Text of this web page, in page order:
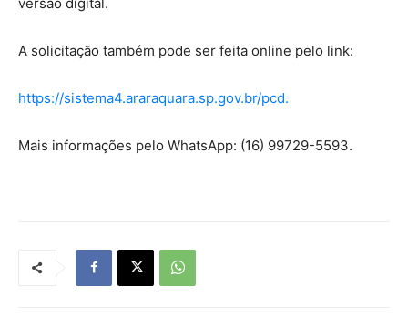
A solicitação também pode ser feita online pelo link:
https://sistema4.araraquara.sp.gov.br/pcd.
Mais informações pelo WhatsApp: (16) 99729-5593.